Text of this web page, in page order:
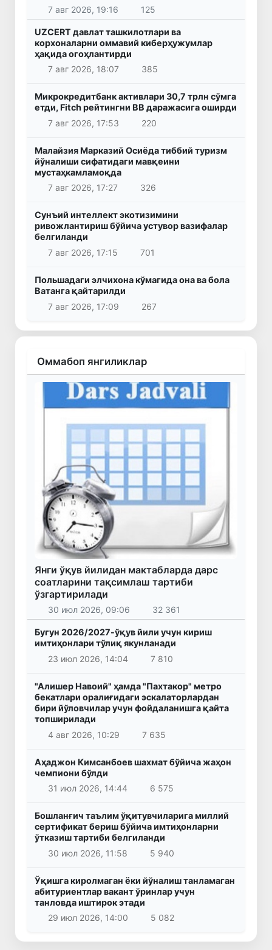
7 авг 2026, 19:16 125
UZCERT давлат ташкилотлари ва
корхоналарни оммавий киберҳужумлар
ҳақида огоҳлантирди
7 авг 2026, 18:07
385
Микрокредитбанк активлари 30,7 трлн сўмга
етди, Fitch рейтингни BB даражасига оширди
7 авг 2026, 17:53
220
Малайзия Марказий Осиёда тиббий туризм
йўналиши сифатидаги мавқеини
мустаҳкамламоқда
7 авг 2026, 17:27
326
Сунъий интеллект экотизимини
ривожлантириш бўйича устувор вазифалар
белгиланди
7 авг 2026, 17:15
701
Польшадаги элчихона кўмагида она ва бола
Ватанга қайтарилди
7 авг 2026, 17:09
267
Оммабоп янгиликлар
Янги ўқув йилидан мактабларда дарс
соатларини тақсимлаш тартиби
ўзгартирилади
30 июл 2026, 09:06 32 361
Бугун 2026/2027-ўқув йили учун кириш
имтиҳонлари тўлиқ якунланади
23 июл 2026, 14:04
7 810
"Алишер Навоий" ҳамда "Пахтакор" метро
бекатлари оралиғидаги эскалаторлардан
бири йўловчилар учун фойдаланишга қайта
топширилади
4 авг 2026, 10:29
7 635
Аҳаджон Кимсанбоев шахмат бўйича жаҳон
чемпиони бўлди
31 июл 2026, 14:44
6 575
Бошланғич таълим ўқитувчиларига миллий
сертификат бериш бўйича имтиҳонларни
ўтказиш тартиби белгиланди
30 июл 2026, 11:58
5 940
Ўқишга киролмаган ёки йўналиш танламаган
абитуриентлар вакант ўринлар учун
танловда иштирок этади
29 июл 2026, 14:00
5 082